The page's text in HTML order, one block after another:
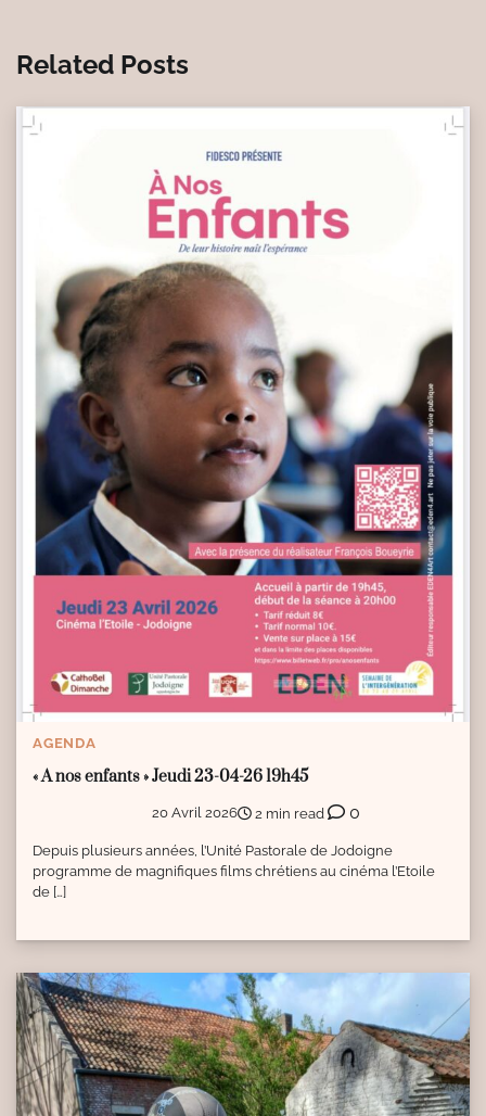
Related Posts
AGENDA
« A nos enfants » Jeudi 23-04-26 19h45
20 Avril 2026 2 min read 0
Depuis plusieurs années, l’Unité Pastorale de Jodoigne
programme de magnifiques films chrétiens au cinéma l’Etoile
de […]